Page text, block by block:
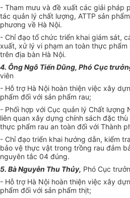
- Tham mưu và đề xuất các giải pháp
tác quản lý chất lượng, ATTP sản
phương về Hà Nội.
- Chỉ đạo tổ chức triển khai giám sát,
xuất, xử lý vi phạm an toàn thực phẩm
trên địa bàn Hà Nội.
4. Ông Ngô Tiến Dũng, Phó Cục
viên
- Hỗ trợ Hà Nội hoàn thiện việc xây
phẩm đối với sản phẩm rau;
- Phối hợp với Cục quản lý Chất lượng
liên quan xây dựng chính sách đặc
thực phẩm rau an toàn đối với Thành
- Chỉ đạo triển khai hướng dẫn, kiểm
bảo vệ thực vật trong trồng rau đảm
nguyên tắc 04 đúng.
5. Bà Nguyễn Thu Thủy, Phó Cục
- Hỗ trợ Hà Nội hoàn thiện việc xây
phẩm đối với sản phẩm thịt;